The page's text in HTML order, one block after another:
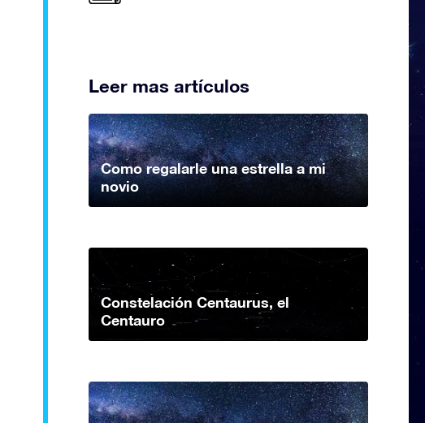
Leer mas artículos
Como regalarle una estrella a mi
novio
Constelación Centaurus, el
Centauro